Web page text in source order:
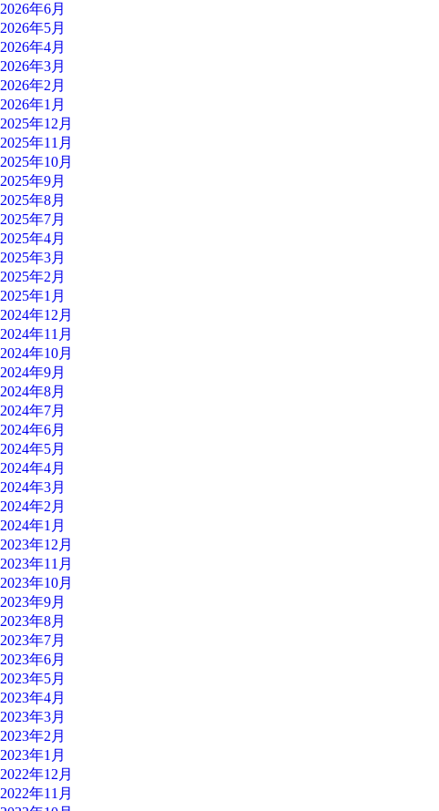
2026年6月
2026年5月
2026年4月
2026年3月
2026年2月
2026年1月
2025年12月
2025年11月
2025年10月
2025年9月
2025年8月
2025年7月
2025年4月
2025年3月
2025年2月
2025年1月
2024年12月
2024年11月
2024年10月
2024年9月
2024年8月
2024年7月
2024年6月
2024年5月
2024年4月
2024年3月
2024年2月
2024年1月
2023年12月
2023年11月
2023年10月
2023年9月
2023年8月
2023年7月
2023年6月
2023年5月
2023年4月
2023年3月
2023年2月
2023年1月
2022年12月
2022年11月